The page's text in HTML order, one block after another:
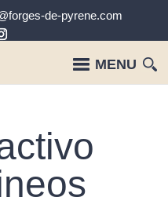
de-pyrene.com